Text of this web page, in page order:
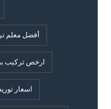
أفضل معلم
ارخص تركيب
اسعار